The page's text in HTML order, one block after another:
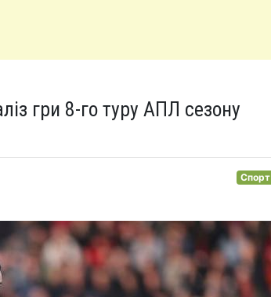
гри 8-го туру АПЛ сезону
Спорт